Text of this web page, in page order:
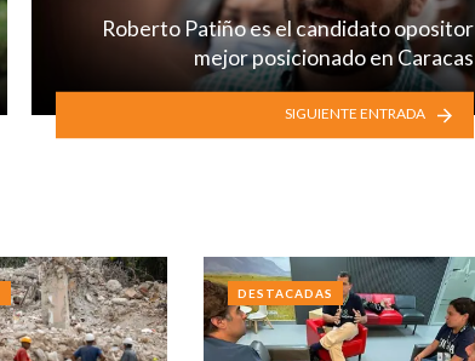
Roberto Patiño es el candidato opositor
mejor posicionado en Caracas
SIGUIENTE ENTRADA
DESTACADAS